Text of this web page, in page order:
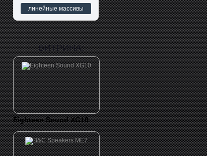
линейные массивы
ВИТРИНА:
Eighteen Sound XG10